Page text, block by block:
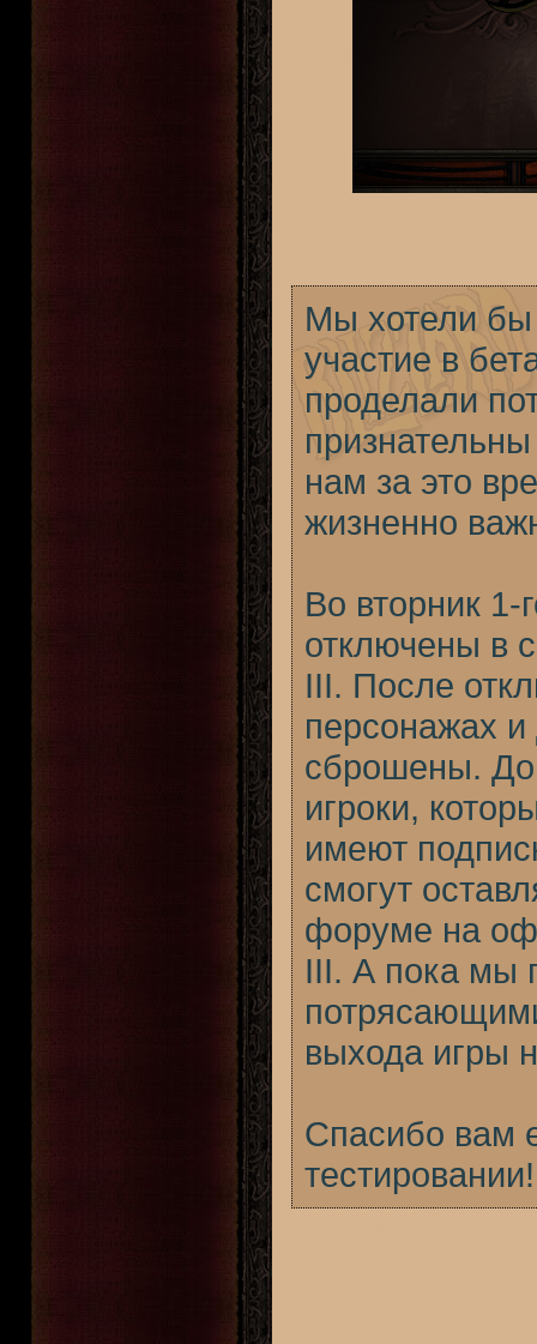
Мы хотели бы
участие в
проделали
нам за это
жизненно
Во вторник 1-
отключены в
III. После
персонажах и
сброшены. До
игроки,
имеют
смогут
форуме на
III. А пока мы
выхода игры
Спасибо вам